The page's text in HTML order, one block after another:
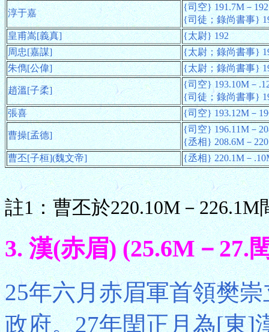
淳于嘉
{司空} 191.7M－
{司徒；錄尚書事}
皇甫嵩[義真]
{太尉} 192
周忠[嘉謀]
{太尉；錄尚書事}
朱儁[公偉]
{太尉；錄尚書事}
趙溫[子柔]
{司空} 193.10M－
{司徒；錄尚書事}
張喜
{司空} 193.12M－
曹操[孟德]
{司空} 196.11M－
{丞相} 208.6M－
曹丕[子桓](魏文帝]
{丞相} 220.1M－
註1：曹丕於220.10M－
3. 漢(赤眉) (25.6M－27.
25年六月赤眉軍首領樊
政府。27年閏正月為[東]